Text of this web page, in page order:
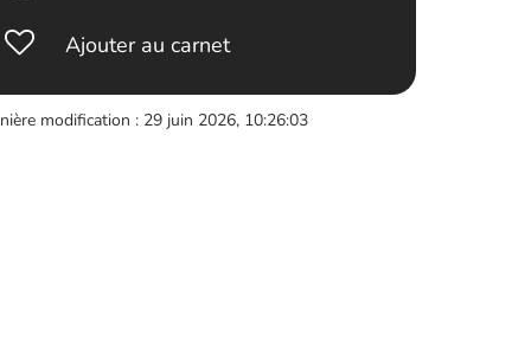
Ajouter au carnet
modification : 29 juin 2026, 10:26:03